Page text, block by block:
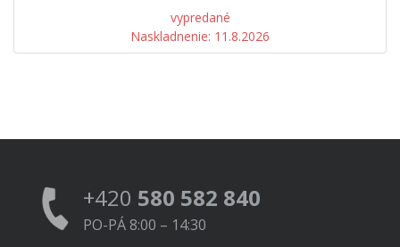
vypredané
Naskladnenie: 11.8.2026
+420 580 582 840
PO-PÁ 8:00 – 14:30